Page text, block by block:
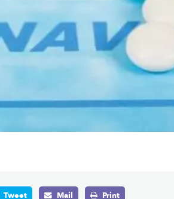
Tweet Mail Print